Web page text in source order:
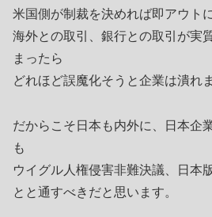
米国側が制裁を決めれば即アウト
海外との取引、銀行との取引が実
まったら
どれほど誤魔化そうと企業は潰れ
だからこそ日本も内外に、日本企
も
ウイグル人権侵害非難決議、日本
とと通すべきだと思います。